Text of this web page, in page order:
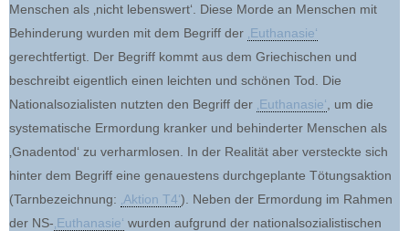
Menschen als ‚nicht lebenswert‘. Diese Morde an Menschen mit
Behinderung wurden mit dem Begriff der ‚Euthanasie‘
gerechtfertigt. Der Begriff kommt aus dem Griechischen und
beschreibt eigentlich einen leichten und schönen Tod. Die
Nationalsozialisten nutzten den Begriff der ‚Euthanasie‘ , um die
systematische Ermordung kranker und behinderter Menschen als
‚Gnadentod‘ zu verharmlosen. In der Realität aber versteckte sich
hinter dem Begriff eine genauestens durchgeplante Tötungsaktion
(Tarnbezeichnung: ‚Aktion T4‘). Neben der Ermordung im Rahmen
der NS- ‚Euthanasie‘ wurden aufgrund der nationalsozialistischen